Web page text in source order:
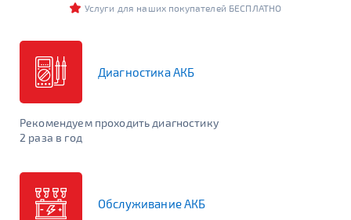
Бренд-Линейка
Емкость (Ач)
Сначала выберите бренд или линейку
Сначала выберите бренд или линейку
Услуги для наших покупателей БЕСПЛАТНО
Диагностика АКБ
Рекомендуем проходить диагностику
2 раза в год
Обслуживание АКБ